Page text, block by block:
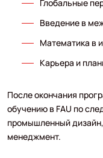
Глобальные
Введение в
Математика в
Карьера и
После окончания
обучению в FAU по
промышленный
менеджмент.